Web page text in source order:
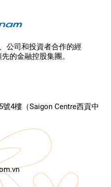
公司和投資者合作的經
的金融控股集團。
4樓（Saigon Centre西貢中